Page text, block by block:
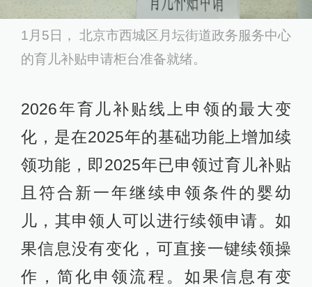
1月5日， 北京市西城区月坛街道政务服务中心
的育儿补贴申请柜台准备就绪。
2026年育儿补贴线上申领的最大变
化，是在2025年的基础功能上增加续
领功能，即2025年已申领过育儿补贴
且符合新一年继续申领条件的婴幼
儿，其申领人可以进行续领申请。如
果信息没有变化，可直接一键续领操
作，简化申领流程。如果信息有变